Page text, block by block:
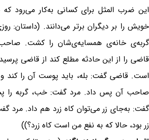
این ضرب المثل برای کسانی به‌کار می‌رود
خویش را بر دیگران برتر می‌دانند. (داستان:
گربه‌ی خانه‌ی همسایه‌ی‌شان را کشت.
قاضی را از این حادثه مطلع کند از قاضی
است. قاضی گفت: بله، باید پوست آن را کند و
صاحب آن پس داد. مرد گفت: خب، گربه را
گفت: به‌جای زر می‌توان کاه زرد هم داد. مرد
زر بود، حالا که به نفع من است کاه زرد؟))